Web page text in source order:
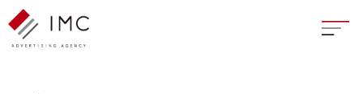
座談